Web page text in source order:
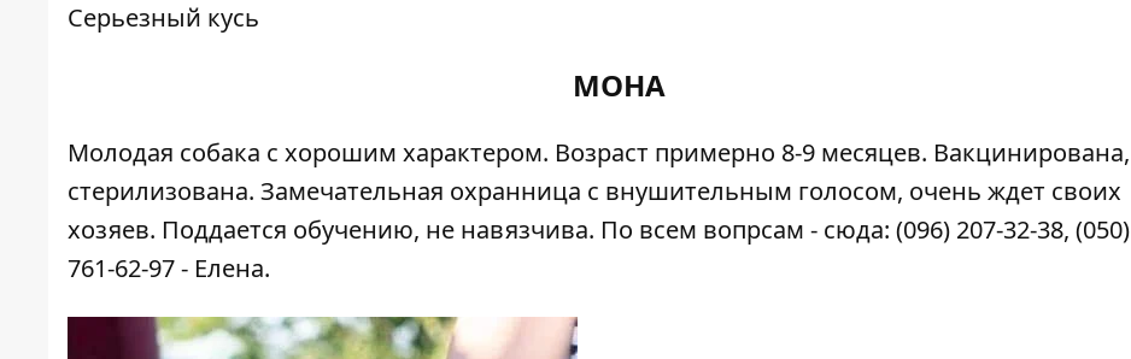
Серьезный кусь
МОНА
Молодая собака с хорошим характером. Возраст примерно 8-9 месяцев. Вакцинирована,
стерилизована. Замечательная охранница с внушительным голосом, очень ждет своих
хозяев. Поддается обучению, не навязчива. По всем вопрсам - сюда: (096) 207-32-38, (050)
761-62-97 - Елена.